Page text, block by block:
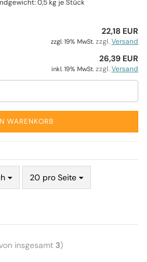
0,5 kg je Stück
22,18 EUR
zzgl. 19% MwSt. zzgl.Versand
26,39 EUR
inkl. 19% MwSt. zzgl.Versand
WARENKORB
20 pro Seite
insgesamt 3)